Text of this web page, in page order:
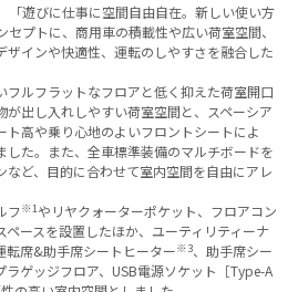
「遊びに仕事に空間自由自在。新しい使い方
プトに、商用車の積載性や広い荷室空間、
インや快適性、運転のしやすさを融合した
フルフラットなフロアと低く抑えた荷室開口
出し入れしやすい荷室空間と、スペーシア
ト高や乗り心地のよいフロントシートによ
した。また、全車標準装備のマルチボードを
ど、目的に合わせて室内空間を自由にアレ
フ※1やリヤクォーターポケット、フロアコン
ースを設置したほか、ユーティリティーナ
転席&助手席シートヒーター※3、助手席シー
ラゲッジフロア、USB電源ソケット［Type-A